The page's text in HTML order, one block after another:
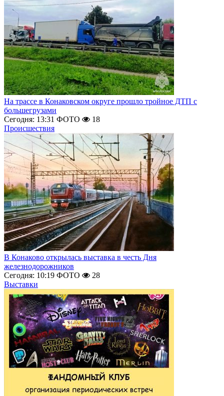
На трассе в Конаковском округе прошло тройное ДТП с
большегрузами
Сегодня: 13:31 ФОТО
18
Происшествия
В Конаково открылась выставка в честь Дня
железнодорожников
Сегодня: 10:19 ФОТО
28
Выставки